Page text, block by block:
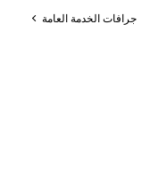
جرافات الخدمة العامة